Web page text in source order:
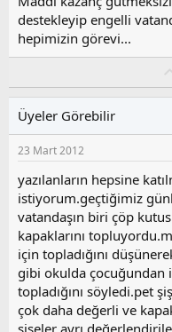
destekleyip engelli
hepimizin görevi...
Üyeler Görebilir
23 Mart 2012
yazılanların hepsine
istiyorum.geçtiğimiz
vatandaşın biri çöp
kapaklarını
için topladığını
gibi okulda çocuğundan
topladığını söyledi.pet
çok daha değerli ve
şişeler ayrı